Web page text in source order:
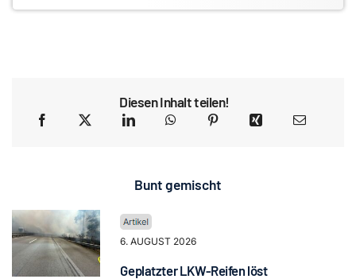
Diesen Inhalt teilen!
Bunt gemischt
6. AUGUST 2026
Geplatzter LKW-Reifen löst